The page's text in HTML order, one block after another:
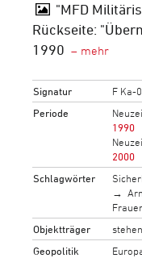
"MFD
Rückseite:
1990
Signatur
F Ka-
Periode
1990
2000
Schlagwörter
Objektträger
Geopolitik